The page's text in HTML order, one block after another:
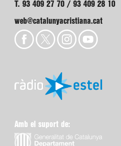
T. 93 409 27 70 / 93 409 28 10
web@catalunyacristiana.cat
Amb el suport de: